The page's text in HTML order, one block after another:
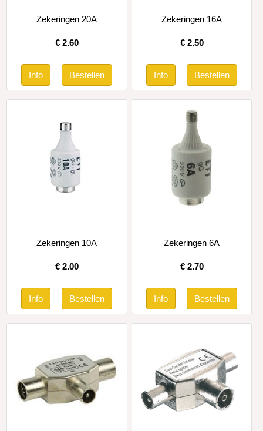
Zekeringen 20A
€ 2.60
Zekeringen 16A
€ 2.50
Zekeringen 10A
€ 2.00
Zekeringen 6A
€ 2.70